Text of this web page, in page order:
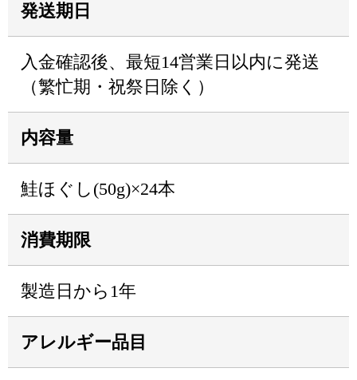
発送期日
入金確認後、最短14営業日以内に発送
（繁忙期・祝祭日除く）
内容量
鮭ほぐし(50g)×24本
消費期限
製造日から1年
アレルギー品目